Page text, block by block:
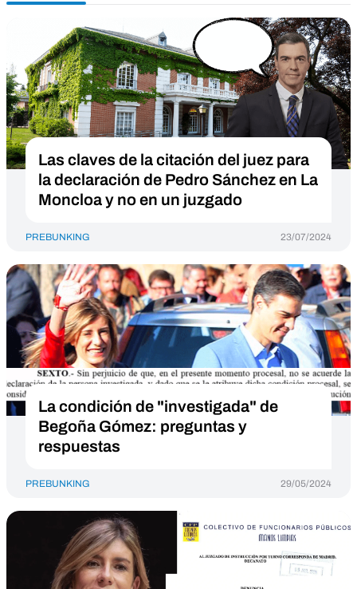
Las claves de la citación del juez para
la declaración de Pedro Sánchez en La
Moncloa y no en un juzgado
PREBUNKING 23/07/2024
La condición de "investigada" de
Begoña Gómez: preguntas y
respuestas
PREBUNKING 29/05/2024